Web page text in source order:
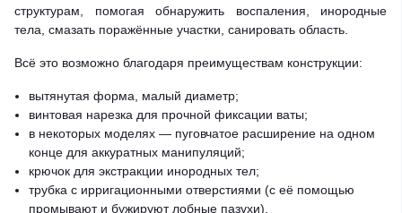
структурам, помогая обнаружить воспаления, инородные
тела, смазать поражённые участки, санировать область.
Всё это возможно благодаря преимуществам конструкции:
вытянутая форма, малый диаметр;
винтовая нарезка для прочной фиксации ваты;
в некоторых моделях — пуговчатое расширение на одном
конце для аккуратных манипуляций;
крючок для экстракции инородных тел;
трубка с ирригационными отверстиями (с её помощью
промывают и бужируют лобные пазухи).